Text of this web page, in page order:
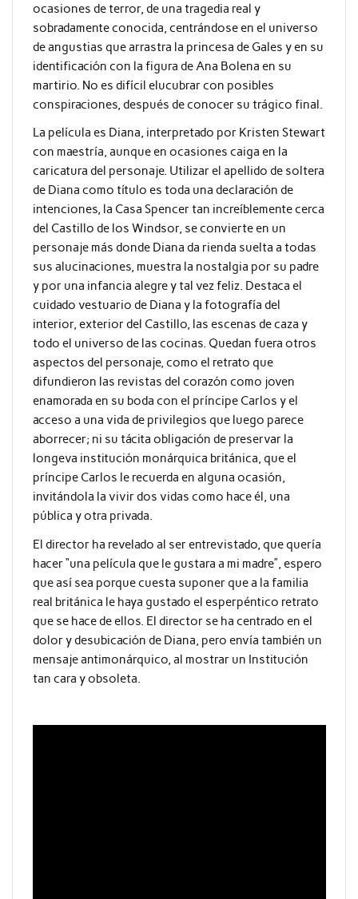
ocasiones de terror, de una tragedia real y
sobradamente conocida, centrándose en el universo
de angustias que arrastra la princesa de Gales y en su
identificación con la figura de Ana Bolena en su
martirio. No es difícil elucubrar con posibles
conspiraciones, después de conocer su trágico final.
La película es Diana, interpretado por Kristen Stewart
con maestría, aunque en ocasiones caiga en la
caricatura del personaje. Utilizar el apellido de soltera
de Diana como título es toda una declaración de
intenciones, la Casa Spencer tan increíblemente cerca
del Castillo de los Windsor, se convierte en un
personaje más donde Diana da rienda suelta a todas
sus alucinaciones, muestra la nostalgia por su padre
y por una infancia alegre y tal vez feliz. Destaca el
cuidado vestuario de Diana y la fotografía del
interior, exterior del Castillo, las escenas de caza y
todo el universo de las cocinas. Quedan fuera otros
aspectos del personaje, como el retrato que
difundieron las revistas del corazón como joven
enamorada en su boda con el príncipe Carlos y el
acceso a una vida de privilegios que luego parece
aborrecer; ni su tácita obligación de preservar la
longeva institución monárquica británica, que el
príncipe Carlos le recuerda en alguna ocasión,
invitándola la vivir dos vidas como hace él, una
pública y otra privada.
El director ha revelado al ser entrevistado, que quería
hacer “una película que le gustara a mi madre”, espero
que así sea porque cuesta suponer que a la familia
real británica le haya gustado el esperpéntico retrato
que se hace de ellos. El director se ha centrado en el
dolor y desubicación de Diana, pero envía también un
mensaje antimonárquico, al mostrar un Institución
tan cara y obsoleta.